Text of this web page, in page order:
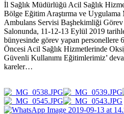
İl Sağlık Müdürlüğü Acil Sağlık
Bölge Eğitim Araştırma ve Uygulama
Ambulans Servisi Başhekimliği
Salonunda, 11-12-13 Eylül 2019
bünyesinde görev yapan personellere
Öncesi Acil Sağlık Hizmetlerinde
Güvenli Kullanımı Eğitimlerimiz’
kareler…